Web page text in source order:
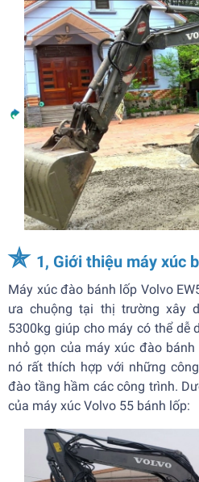
✯ 1, Giới thiệu máy xúc
Máy xúc đào bánh lốp Volvo
ưa chuộng tại thị trường xây
5300kg giúp cho máy có thể dễ
nhỏ gọn của máy xúc đào bánh
nó rất thích hợp với những
đào tầng hầm các công trình.
của máy xúc Volvo 55 bánh lốp: